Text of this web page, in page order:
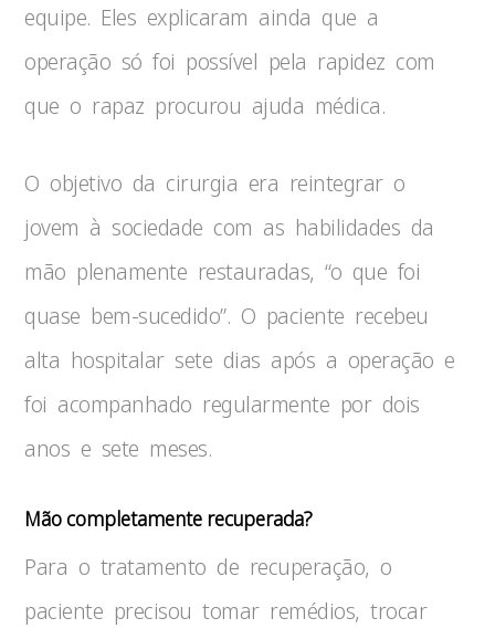
equipe. Eles explicaram ainda que a
operação só foi possível pela rapidez com
que o rapaz procurou ajuda médica.
O objetivo da cirurgia era reintegrar o
jovem à sociedade com as habilidades da
mão plenamente restauradas, “o que foi
quase bem-sucedido”. O paciente recebeu
alta hospitalar sete dias após a operação e
foi acompanhado regularmente por dois
anos e sete meses.
Mão completamente recuperada?
Para o tratamento de recuperação, o
paciente precisou tomar remédios, trocar